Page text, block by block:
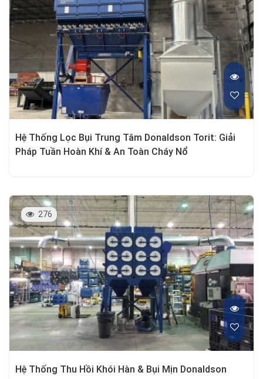
Hệ Thống Lọc Bụi Trung Tâm Donaldson Torit: Giải
Pháp Tuần Hoàn Khí & An Toàn Cháy Nổ
276
Hệ Thống Thu Hồi Khói Hàn & Bụi Mịn Donaldson